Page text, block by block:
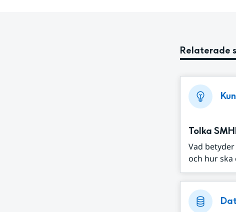
Relaterade
Tolka
Vad
och hur